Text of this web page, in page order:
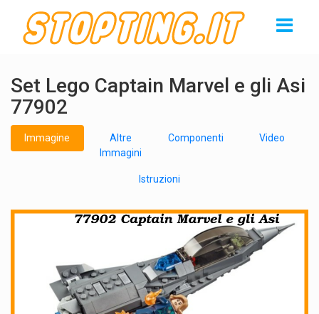
Set Lego Captain Marvel e gli Asi
77902
Immagine
Altre
Immagini
Componenti Video
Istruzioni